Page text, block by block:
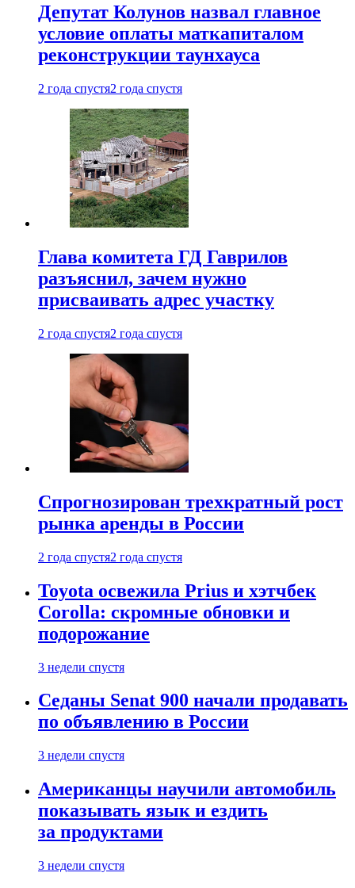
Депутат Колунов назвал главное
условие оплаты маткапиталом
реконструкции таунхауса
2 года спустя2 года спустя
Глава комитета ГД Гаврилов
разъяснил, зачем нужно
присваивать адрес участку
2 года спустя2 года спустя
Спрогнозирован трехкратный рост
рынка аренды в России
2 года спустя2 года спустя
Toyota освежила Prius и хэтчбек
Corolla: скромные обновки и
подорожание
3 недели спустя
Седаны Senat 900 начали продавать
по объявлению в России
3 недели спустя
Американцы научили автомобиль
показывать язык и ездить
за продуктами
3 недели спустя